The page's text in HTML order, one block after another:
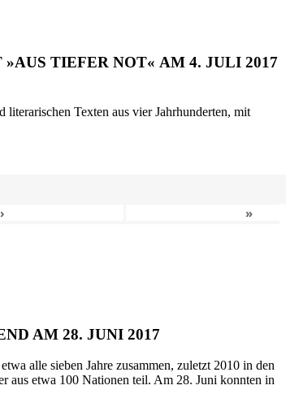
TIEFER NOT« AM 4. JULI 2017
Texten aus vier Jahrhunderten, mit
› »
AM 28. JUNI 2017
alle sieben Jahre zusammen, zuletzt 2010 in den
aus etwa 100 Nationen teil. Am 28. Juni konnten in